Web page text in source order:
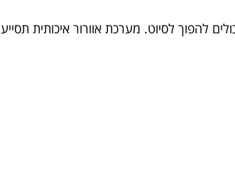
להפוך לסיוט. מערכת אוורור איכותית